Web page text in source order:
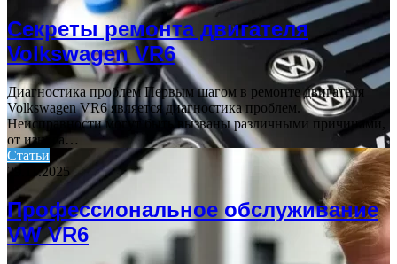
Секреты ремонта двигателя
Volkswagen VR6
Диагностика проблем Первым шагом в ремонте двигателя
Volkswagen VR6 является диагностика проблем.
Неисправности могут быть вызваны различными причинами,
от износа…
Статьи
29.11.2025
Профессиональное обслуживание
VW VR6